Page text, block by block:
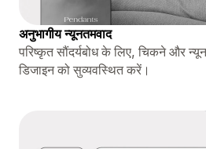
अनुभागीय न्यूनतमवाद
परिष्कृत सौंदर्यबोध के लिए, चिकने और
डिजाइन को सुव्यवस्थित करें।